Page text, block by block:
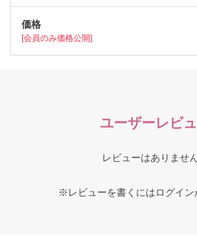
[会員のみ価格公開]
ユーザーレビ
レビューはありません
※レビューを書くにはログイン